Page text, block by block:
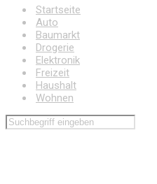
Startseite
Auto
Baumarkt
Drogerie
Elektronik
Freizeit
Haushalt
Wohnen